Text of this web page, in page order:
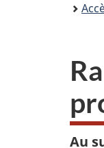
Au